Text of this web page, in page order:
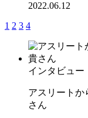
2022.06.12
1 2 3 4
インタビュー
アスリート
さん